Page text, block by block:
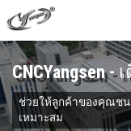
CNCYangsen
ช่วยให้ลูกค้าของคุณชน
เหมาะสม